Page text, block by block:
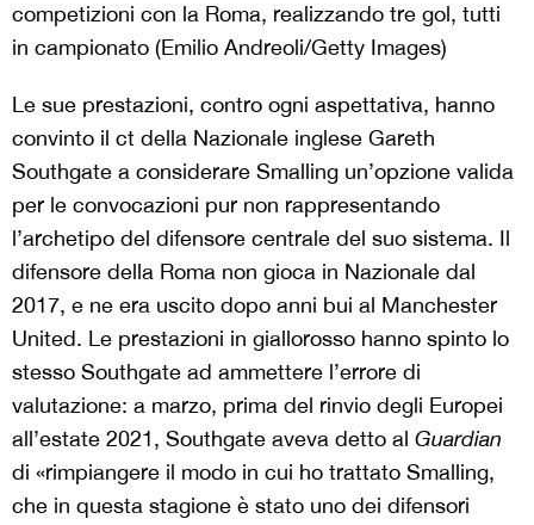
competizioni con la Roma, realizzando tre gol, tutti
in campionato (Emilio Andreoli/Getty Images)
Le sue prestazioni, contro ogni aspettativa, hanno
convinto il ct della Nazionale inglese Gareth
Southgate a considerare Smalling un’opzione valida
per le convocazioni pur non rappresentando
l’archetipo del difensore centrale del suo sistema. Il
difensore della Roma non gioca in Nazionale dal
2017, e ne era uscito dopo anni bui al Manchester
United. Le prestazioni in giallorosso hanno spinto lo
stesso Southgate ad ammettere l’errore di
valutazione: a marzo, prima del rinvio degli Europei
all’estate 2021, Southgate aveva detto al Guardian
di «rimpiangere il modo in cui ho trattato Smalling,
che in questa stagione è stato uno dei difensori